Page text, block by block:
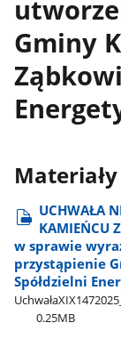
Gminy
Materiały
UCHWAŁA
KAMIEŃCU
w sprawie
przystąpienie
Spółdzielni
0.25MB